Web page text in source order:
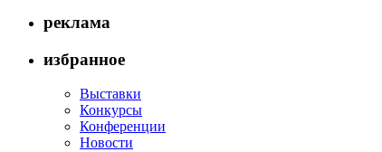
реклама
избранное
Выставки
Конкурсы
Конференции
Новости